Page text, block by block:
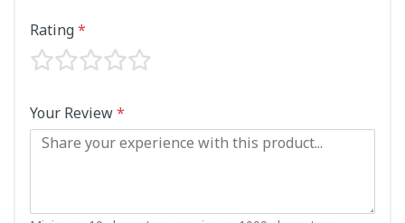
Rating*
Your Review*